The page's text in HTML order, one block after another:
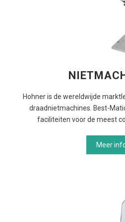
Hohner is de wereldwijde
draadnietmachines. Best-
faciliteiten voor de meest
Meer